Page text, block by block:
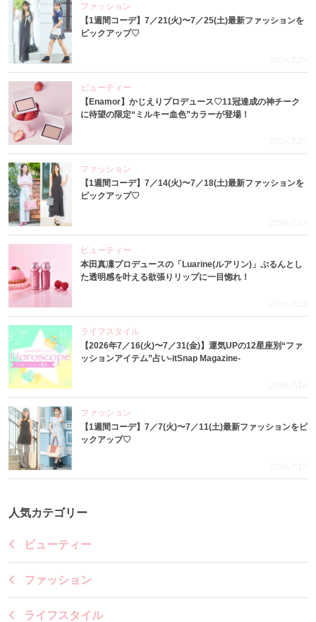
ファッション
【1週間コーデ】7／21(火)〜7／25(土)最新ファッションを
ピックアップ♡
2026.7.29
ビューティー
【Enamor】かじえりプロデュース♡11冠達成の神チーク
に待望の限定“ミルキー血色”カラーが登場！
2026.7.27
ファッション
【1週間コーデ】7／14(火)〜7／18(土)最新ファッションを
ピックアップ♡
2026.7.23
ビューティー
本田真凜プロデュースの「Luarine(ルアリン)」ぷるんとし
た透明感を叶える欲張りリップに一目惚れ！
2026.7.22
ライフスタイル
【2026年7／16(火)〜7／31(金)】運気UPの12星座別“ファ
ッションアイテム”占い-itSnap Magazine-
2026.7.16
ファッション
【1週間コーデ】7／7(火)〜7／11(土)最新ファッションをピ
ックアップ♡
2026.7.15
人気カテゴリー
ビューティー
ファッション
ライフスタイル